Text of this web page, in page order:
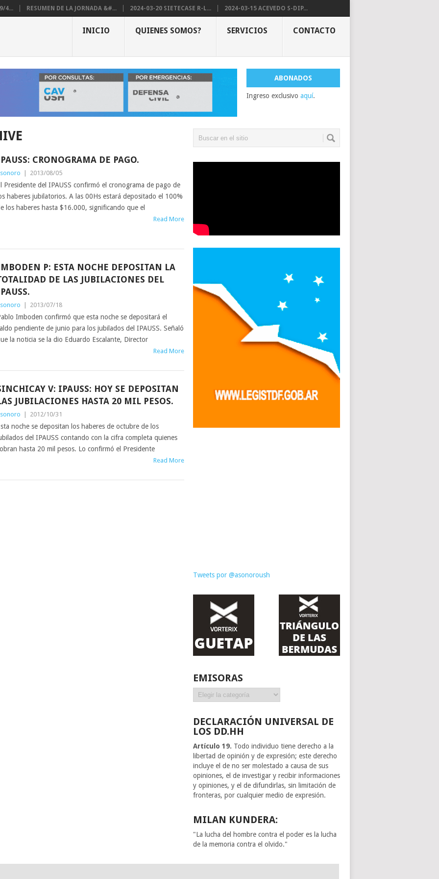
4... RESUMEN DE LA JORNADA &#... 2024-03-20 SIETECASE R-L... 2024-03-15 ACEVEDO S-DIP...
INICIO QUIENES SOMOS? SERVICIOS CONTACTO
ABONADOS
Ingreso exclusivoaquí.
CRONOGRAMA DE PAGO.
2013/08/05
Presidente del IPAUSS confirmó el cronograma de pago de
haberes jubilatorios. A las 00Hs estará depositado el 100%
los haberes hasta $16.000, significando que el
Read More
P: ESTA NOCHE DEPOSITAN LA
DE LAS JUBILACIONES DEL
2013/07/18
Imboden confirmó que esta noche se depositará el
pendiente de junio para los jubilados del IPAUSS. Señaló
la noticia se la dio Eduardo Escalante, Director
Read More
V: IPAUSS: HOY SE DEPOSITAN
JUBILACIONES HASTA 20 MIL PESOS.
2012/10/31
noche se depositan los haberes de octubre de los
del IPAUSS contando con la cifra completa quienes
hasta 20 mil pesos. Lo confirmó el Presidente
Read More
Tweets por @asonoroush
EMISORAS
Emisoras
DECLARACIÓN UNIVERSAL DE
LOS DD.HH
Artículo 19. Todo individuo tiene derecho a la
libertad de opinión y de expresión; este derecho
incluye el de no ser molestado a causa de sus
opiniones, el de investigar y recibir informaciones
y opiniones, y el de difundirlas, sin limitación de
fronteras, por cualquier medio de expresión.
MILAN KUNDERA:
"La lucha del hombre contra el poder es la lucha
de la memoria contra el olvido."